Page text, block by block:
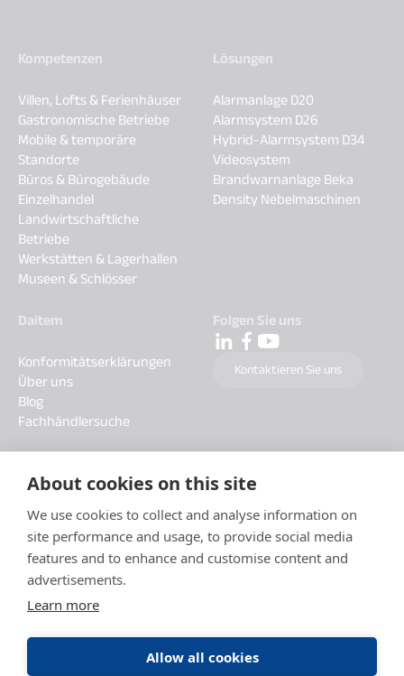
About cookies on this site
We use cookies to collect and analyse information on
site performance and usage, to provide social media
features and to enhance and customise content and
advertisements.
Learn more
Allow all cookies
Kompetenzen
Villen, Lofts & Ferienhäuser
Gastronomische Betriebe
Mobile & temporäre
Standorte
Büros & Bürogebäude
Einzelhandel
Landwirtschaftliche
Betriebe
Werkstätten & Lagerhallen
Museen & Schlösser
Lösungen
Alarmanlage D20
Alarmsystem D26
Hybrid-Alarmsystem D34
Videosystem
Brandwarnanlage Beka
Density Nebelmaschinen
Daitem
Konformitätserklärungen
Über uns
Blog
Fachhändlersuche
Folgen Sie uns
Kontaktieren Sie uns